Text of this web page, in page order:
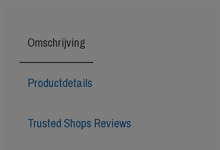
Omschrijving
Productdetails
Trusted Shops Reviews